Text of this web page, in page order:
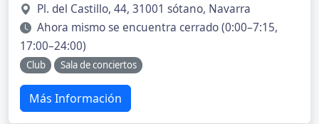
Pl. del Castillo, 44, 31001 sótano, Navarra
Ahora mismo se encuentra cerrado (0:00–7:15,
17:00–24:00)
Club Sala de conciertos
Más Información